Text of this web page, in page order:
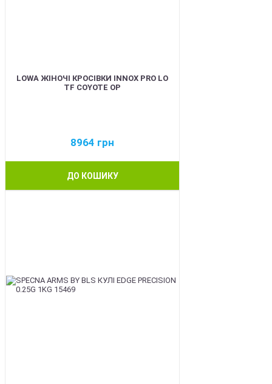
LOWA ЖІНОЧІ КРОСІВКИ INNOX PRO LO
TF COYOTE OP
8964 грн
ДО КОШИКУ